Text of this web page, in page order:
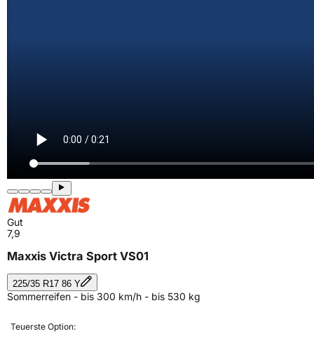
Gut
7,9
Maxxis Victra Sport VS01
225/35 R17 86 Y
Sommerreifen - bis 300 km/h - bis 530 kg
Teuerste Option: